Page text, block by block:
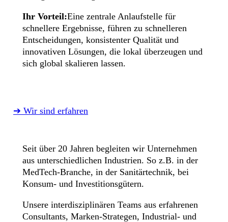
Ihr Vorteil:Eine zentrale Anlaufstelle für
schnellere Ergebnisse, führen zu schnelleren
Entscheidungen, konsistenter Qualität und
innovativen Lösungen, die lokal überzeugen und
sich global skalieren lassen.
➔ Wir sind erfahren
Seit über 20 Jahren begleiten wir Unternehmen
aus unterschiedlichen Industrien. So z.B. in der
MedTech-Branche, in der Sanitärtechnik, bei
Konsum- und Investitionsgütern.
Unsere interdisziplinären Teams aus erfahrenen
Consultants, Marken-Strategen, Industrial- und